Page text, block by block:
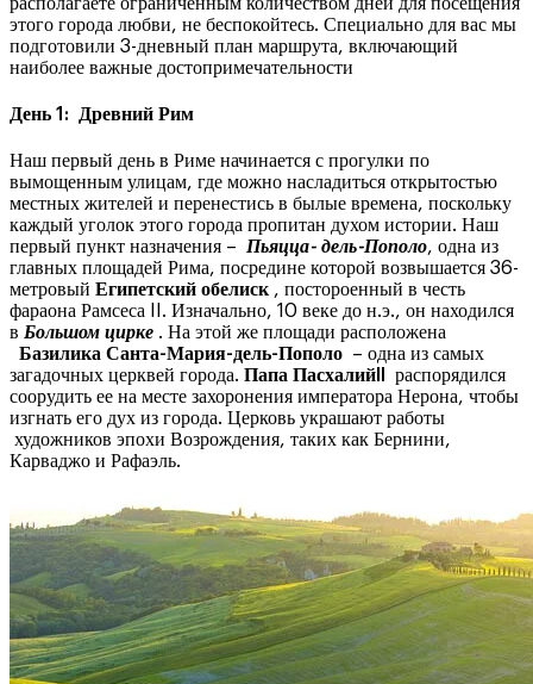
этого города любви, не беспокойтесь. Специально для вас мы
подготовили 3-дневный план маршрута, включающий
наиболее важные достопримечательности
День 1: Древний Рим
Наш первый день в Риме начинается с прогулки по
вымощенным улицам, где можно насладиться открытостью
местных жителей и перенестись в былые времена, поскольку
каждый уголок этого города пропитан духом истории. Наш
первый пункт назначения – Пьяцца- дель-Пополо, одна из
главных площадей Рима, посредине которой возвышается 36-
метровый Египетский обелиск, постороенный в честь
фараона Рамсеса II. Изначально, 10 веке до н.э., он находился
в Большом цирке . На этой же площади расположена
Базилика Санта-Мария-дель-Пополо – одна из самых
загадочных церквей города. Папа ПасхалийII
распорядился
соорудить ее на месте захоронения императора Нерона, чтобы
изгнать его дух из города. Церковь украшают работы
художников эпохи Возрождения, таких как Бернини,
Карваджо и Рафаэль.